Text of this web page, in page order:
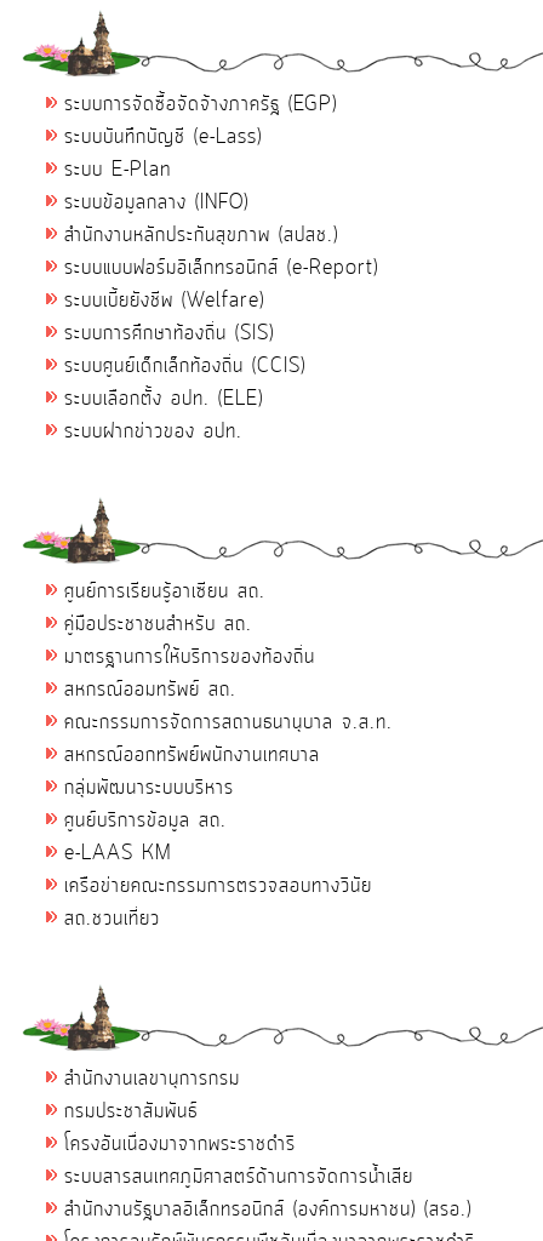
ระบบการจัดซื้อจัดจ้างภาครัฐ (EGP)
ระบบบันทึกบัญชี (e-Lass)
ระบบ E-Plan
ระบบข้อมูลกลาง (INFO)
สำนักงานหลักประกันสุขภาพ (สปสช.)
ระบบแบบฟอร์มอิเล็กทรอนิกส์ (e-Report)
ระบบเบี้ยยังชีพ (Welfare)
ระบบการศึกษาท้องถิ่น (SIS)
ระบบศูนย์เด็กเล็กท้องถิ่น (CCIS)
ระบบเลือกตั้ง อปท. (ELE)
ระบบฝากข่าวของ อปท.
ศูนย์การเรียนรู้อาเซียน สถ.
คู่มือประชาชนสำหรับ สถ.
มาตรฐานการให้บริการของท้องถิ่น
สหกรณ์ออมทรัพย์ สถ.
คณะกรรมการจัดการสถานธนานุบาล จ.ส.ท.
สหกรณ์ออกทรัพย์พนักงานเทศบาล
กลุ่มพัฒนาระบบบริหาร
ศูนย์บริการข้อมูล สถ.
e-LAAS KM
เครือข่ายคณะกรรมการตรวจสอบทางวินัย
สถ.ชวนเที่ยว
สำนักงานเลขานุการกรม
กรมประชาสัมพันธ์
โครงอันเนื่องมาจากพระราชดำริ
ระบบสารสนเทศภูมิศาสตร์ด้านการจัดการน้ำเสีย
สำนักงานรัฐบาลอิเล็กทรอนิกส์ (องค์การมหาชน) (สรอ.)